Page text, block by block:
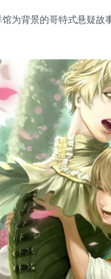
为背景的哥特式悬疑